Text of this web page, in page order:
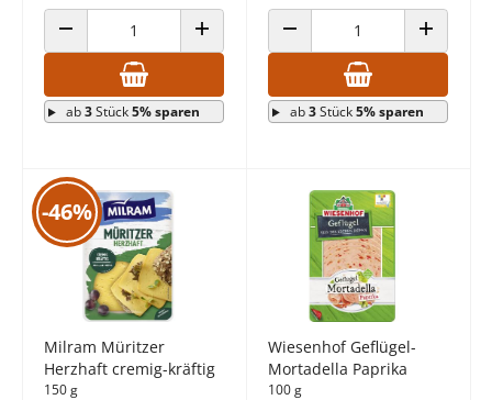
ANZAHL VERRINGERN ANZAHL ERHÖHEN
ab3Stück5% sparen
ANZAHL VERRINGERN ANZAHL
ab3Stück5% sparen
-46%
Milram Müritzer
Herzhaft cremig-kräftig
150 g
Wiesenhof Geflügel-
Mortadella Paprika
100 g